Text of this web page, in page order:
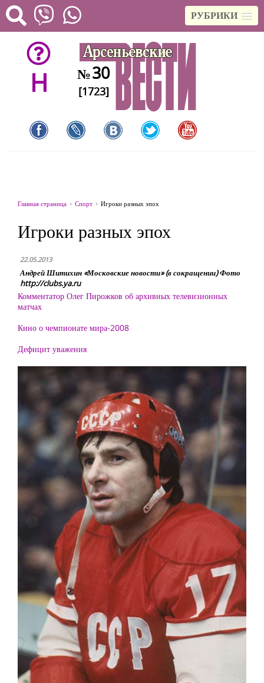
РУБРИКИ
H №30
[1723]
Главная страница Спорт Игроки разных эпох
Игроки разных эпох
22.05.2013
Андрей Шитихин «Московские новости» (в сокращении) Фото
http://clubs.ya.ru
Комментатор Олег Пирожков об архивных телевизионных
матчах
Кино о чемпионате мира-2008
Дефицит уважения